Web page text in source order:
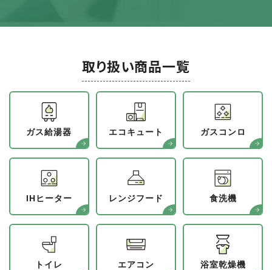
取り扱い商品一覧
ガス給湯器 エコキュート ガスコンロ
IHヒーター レンジフード 食洗機
トイレ エアコン 浴室乾燥機